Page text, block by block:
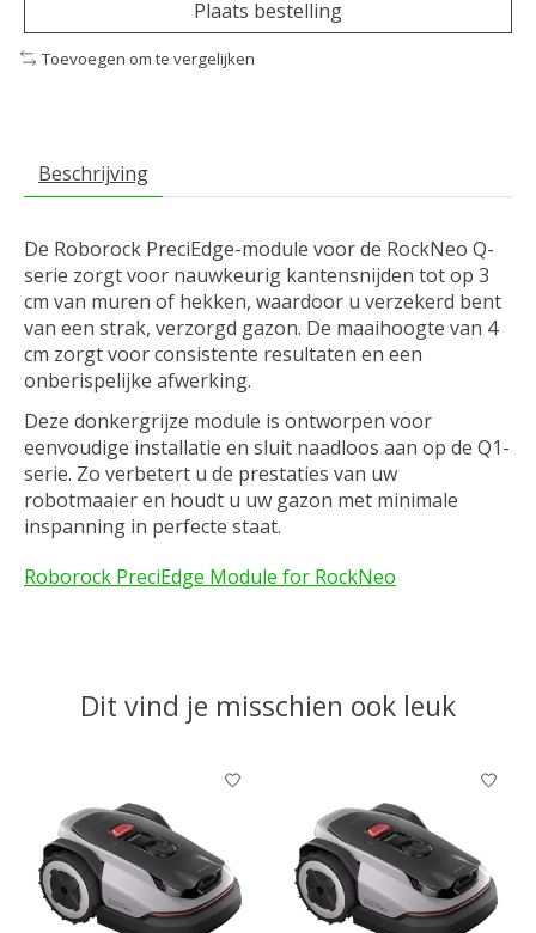
Plaats bestelling
Toevoegen om te vergelijken
Beschrijving
De Roborock PreciEdge-module voor de RockNeo Q-
serie zorgt voor nauwkeurig kantensnijden tot op 3
cm van muren of hekken, waardoor u verzekerd bent
van een strak, verzorgd gazon. De maaihoogte van 4
cm zorgt voor consistente resultaten en een
onberispelijke afwerking.
Deze donkergrijze module is ontworpen voor
eenvoudige installatie en sluit naadloos aan op de Q1-
serie. Zo verbetert u de prestaties van uw
robotmaaier en houdt u uw gazon met minimale
inspanning in perfecte staat.
Roborock PreciEdge Module for RockNeo
Dit vind je misschien ook leuk
Items van productcarrousel